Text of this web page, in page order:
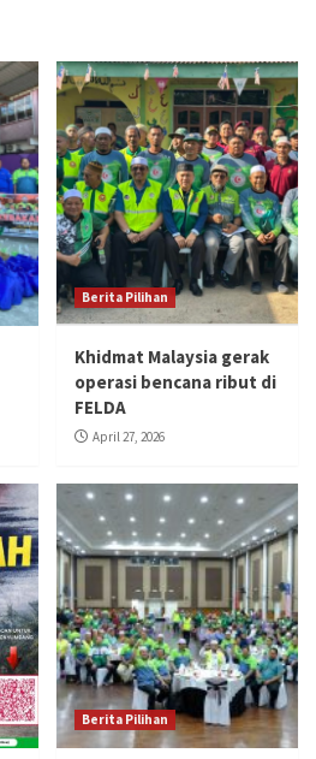
Berita Pilihan
Khidmat Malaysia gerak
operasi bencana ribut di
FELDA
April 27, 2026
Berita Pilihan